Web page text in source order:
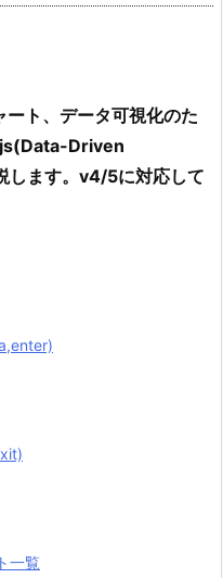
ト、データ可視化のた
Driven
ます。v4/5に対応して
一覧